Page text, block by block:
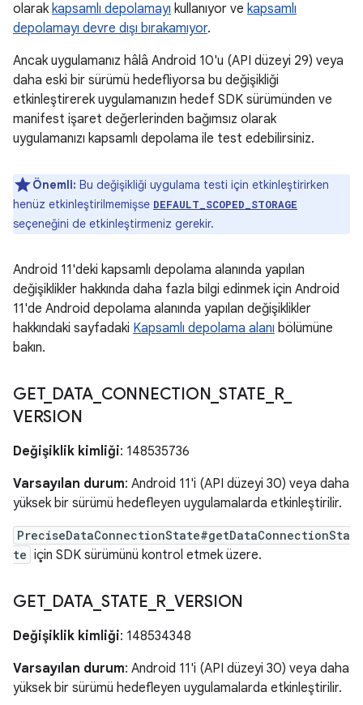
olarak kapsamlı depolamayı kullanıyor ve kapsamlı
depolamayı devre dışı bırakamıyor.
Ancak uygulamanız hâlâ Android 10'u (API düzeyi 29) veya
daha eski bir sürümü hedefliyorsa bu değişikliği
etkinleştirerek uygulamanızın hedef SDK sürümünden ve
manifest işaret değerlerinden bağımsız olarak
uygulamanızı kapsamlı depolama ile test edebilirsiniz.
Önemli: Bu değişikliği uygulama testi için etkinleştirirken
henüz etkinleştirilmemişse DEFAULT_SCOPED_STORAGE
seçeneğini de etkinleştirmeniz gerekir.
Android 11'deki kapsamlı depolama alanında yapılan
değişiklikler hakkında daha fazla bilgi edinmek için Android
11'de Android depolama alanında yapılan değişiklikler
hakkındaki sayfadaki Kapsamlı depolama alanı bölümüne
bakın.
GET_ DATA CONNECTION STATE R_
VERSION
Değişiklik kimliği: 148535736
Varsayılan durum: Android 11'i (API düzeyi 30) veya daha
yüksek bir sürümü hedefleyen uygulamalarda etkinleştirilir.
PreciseDataConnectionState#getDataConnectionSta
te için SDK sürümünü kontrol etmek üzere.
GET_ DATA STATE R VERSION
Değişiklik kimliği: 148534348
Varsayılan durum: Android 11'i (API düzeyi 30) veya daha
yüksek bir sürümü hedefleyen uygulamalarda etkinleştirilir.